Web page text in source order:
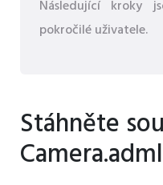
Následující kroky
pokročilé uživatele.
Stáhněte